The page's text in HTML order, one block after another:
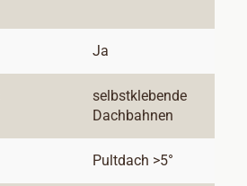
Ja
selbstklebende
Dachbahnen
Pultdach >5°